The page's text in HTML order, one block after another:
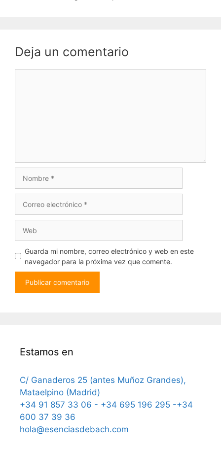
Deja un comentario
electrónico
Guarda mi nombre, correo electrónico y web en este
navegador para la próxima vez que comente.
Estamos en
C/ Ganaderos 25 (antes Muñoz Grandes),
Mataelpino (Madrid)
+34 91 857 33 06 - +34 695 196 295 -+34
600 37 39 36
hola@esenciasdebach.com